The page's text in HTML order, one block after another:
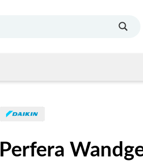
Perfera